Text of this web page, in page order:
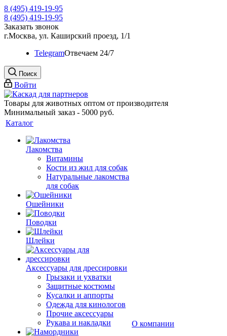
8 (495) 419-19-95
8 (495) 419-19-95
Заказать звонок
г.Москва, ул. Каширский проезд, 1/1
TelegramOтвечаем 24/7
Поиск
Войти
Товары для животных оптом от производителя
Минимальный заказ - 5000 руб.
Каталог
Лакомства
Витамины
Кости из жил для собак
Натуральные лакомства
для собак
Ошейники
Поводки
Шлейки
Аксессуары для дрессировки
Грызаки и ухватки
Защитные костюмы
Кусалки и аппорты
Одежда для кинологов
Прочие аксессуары
Рукава и накладки
О компании